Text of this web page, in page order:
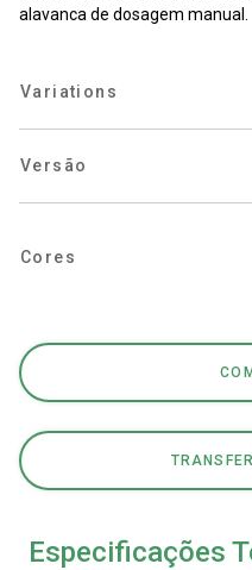
alavanca de dosagem manual.
Variations
Versão
Cores
Especificações